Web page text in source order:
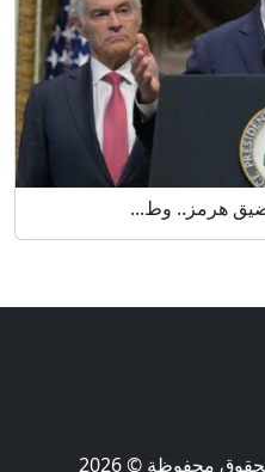
هرمز.. وط...
محفوظة © 2026